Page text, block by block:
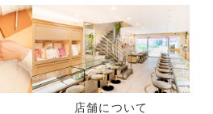
店舗について